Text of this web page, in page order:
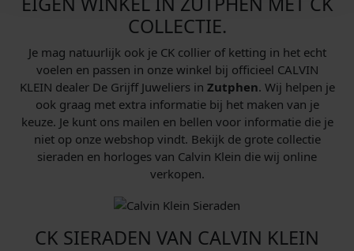
COLLECTIE.
Je mag natuurlijk ook je CK collier of ketting in het echt
voelen en passen in onze winkel bij officieel CALVIN
KLEIN dealer De Grijff Juweliers in Zutphen. Wij helpen je
ook graag met extra informatie bij het maken van je
keuze. Je kunt ons mailen en bellen voor informatie die je
niet op onze webshop vindt. Bekijk de grote collectie
sieraden en horloges van Calvin Klein die wij online
verkopen.
CK SIERADEN VAN CALVIN KLEIN